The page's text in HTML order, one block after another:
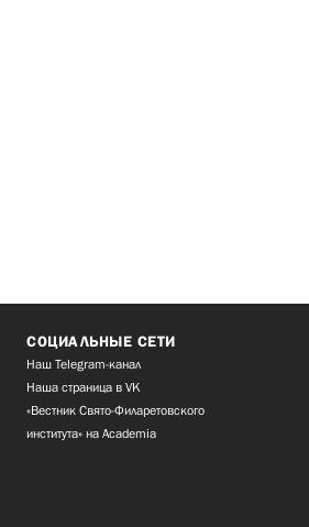
СОЦИАЛЬНЫЕ СЕТИ
Наш Telegram-канал
Наша страница в VK
«Вестник Свято-Филаретовского
института» на Academia